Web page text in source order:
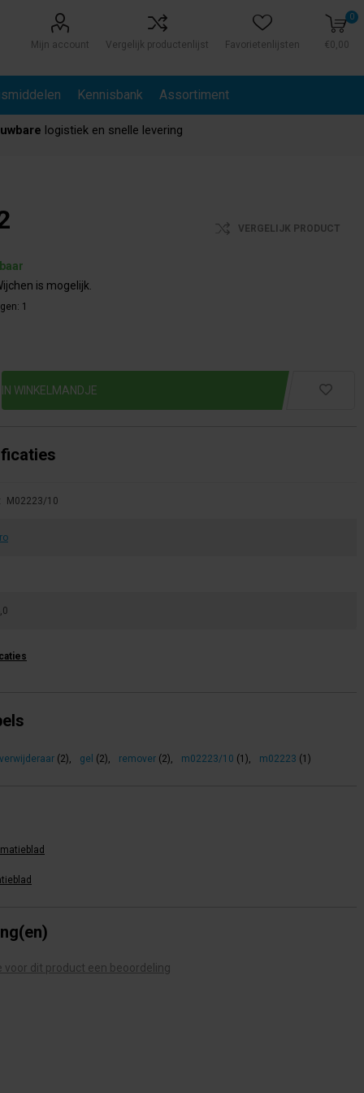
Mijn account Vergelijk productenlijst Favorietenlijsten
0
€0,00
Kennisbank Assortiment
logistiek en snelle levering
VERGELIJK PRODUCT
is mogelijk.
1
M02223/10
(2), gel (2), remover (2), m02223/10 (1), m02223 (1)
voor dit product een beoordeling